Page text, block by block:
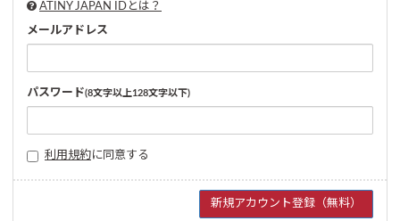
ATINY JAPAN IDとは？
メールアドレス
パスワード(8文字以上128文字以下)
利用規約に同意する